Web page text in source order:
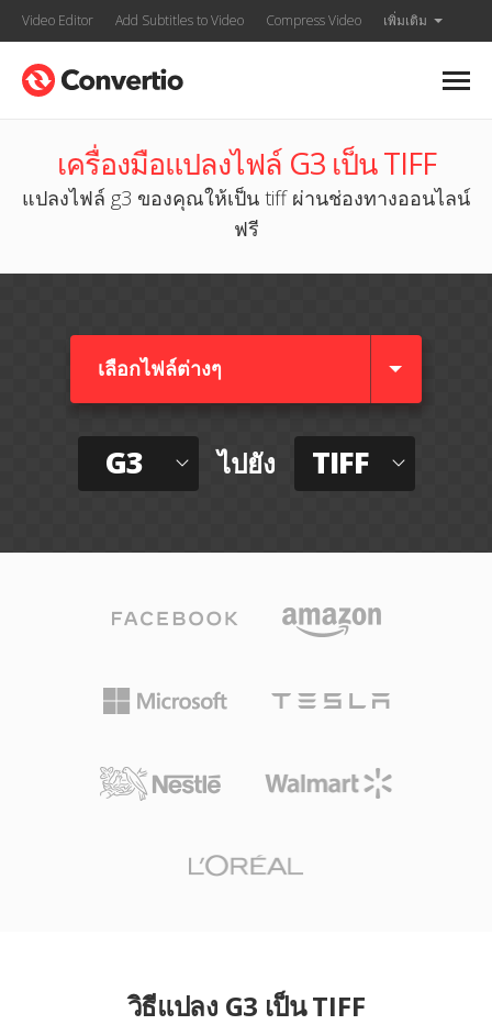
Video Editor Add Subtitles to Video Compress Video เพิ่มเติม
เครื่องมือแปลงไฟล์ G3 เป็น TIFF
แปลงไฟล์ g3 ของคุณให้เป็น tiff ผ่านช่องทางออนไลน์
ฟรี
เลือกไฟล์ต่างๆ​
G3 ไปยัง TIFF
วิธีแปลง G3 เป็น TIFF